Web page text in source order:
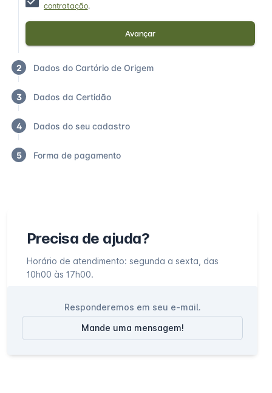
contratação.
Avançar
2 Dados do Cartório de Origem
3 Dados da Certidão
4 Dados do seu cadastro
5 Forma de pagamento
Precisa de ajuda?
Horário de atendimento: segunda a sexta, das
10h00 às 17h00.
Responderemos em seu e-mail.
Mande uma mensagem!